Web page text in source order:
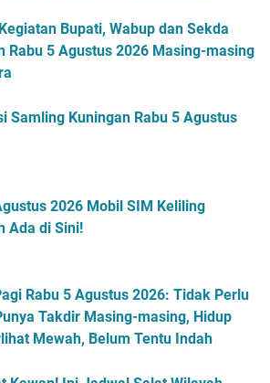
Bupati, Wabup dan Sekda
Rabu 5 Agustus 2026 Masing-masing
Samling Kuningan Rabu 5 Agustus
2026 Mobil SIM Keliling
Ada di Sini!
Rabu 5 Agustus 2026: Tidak Perlu
Takdir Masing-masing, Hidup
Mewah, Belum Tentu Indah